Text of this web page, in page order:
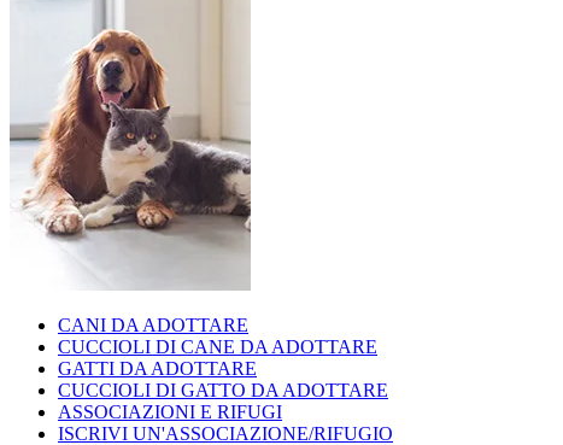
CANI DA ADOTTARE
CUCCIOLI DI CANE DA ADOTTARE
GATTI DA ADOTTARE
CUCCIOLI DI GATTO DA ADOTTARE
ASSOCIAZIONI E RIFUGI
ISCRIVI UN'ASSOCIAZIONE/RIFUGIO